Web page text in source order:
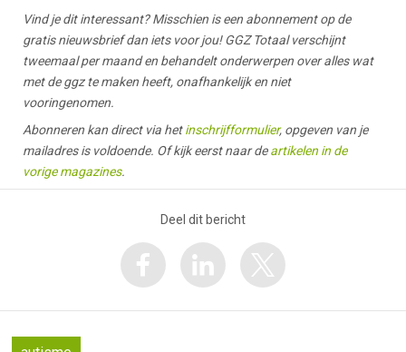
Vind je dit interessant? Misschien is een abonnement op de
gratis nieuwsbrief dan iets voor jou! GGZ Totaal verschijnt
tweemaal per maand en behandelt onderwerpen over alles wat
met de ggz te maken heeft, onafhankelijk en niet
vooringenomen.
Abonneren kan direct via hetinschrijfformulier, opgeven van je
mailadres is voldoende. Of kijk eerst naar deartikelen in de
vorige magazines.
Deel dit bericht